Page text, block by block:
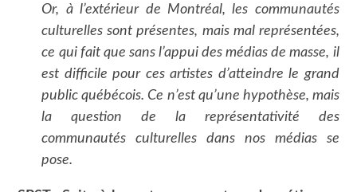
Or, à l’extérieur de Montréal, les communautés
culturelles sont présentes, mais mal représentées,
ce qui fait que sans l’appui des médias de masse, il
est difficile pour ces artistes d’atteindre le grand
public québécois. Ce n’est qu’une hypothèse, mais
la question de la représentativité des
communautés culturelles dans nos médias se
pose.